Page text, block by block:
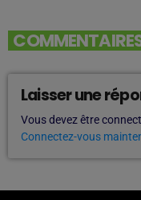
Laisser une
Vous devez être
Connectez-vous